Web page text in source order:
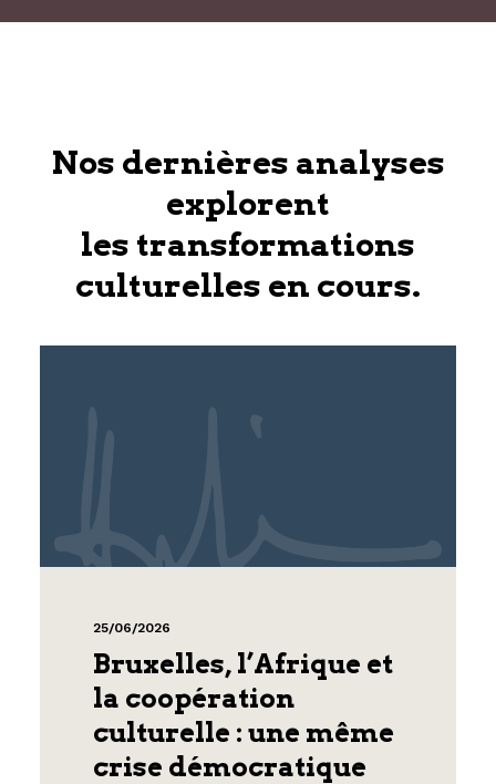
Nos dernières analyses
explorent
les transformations
culturelles en cours.
25/06/2026
Bruxelles, l’Afrique et
la coopération
culturelle : une même
crise démocratique